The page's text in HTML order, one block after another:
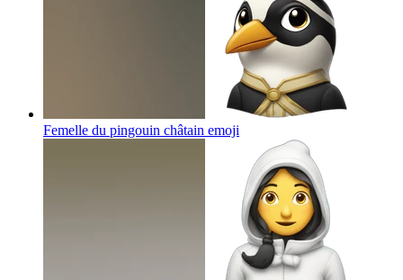
Femelle du pingouin châtain emoji